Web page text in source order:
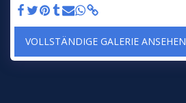
VOLLSTÄNDIGE GALERIE ANSEHEN